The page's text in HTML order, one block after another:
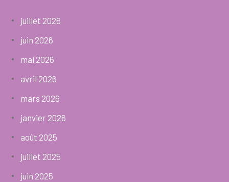
juillet 2026
juin 2026
mai 2026
avril 2026
mars 2026
janvier 2026
août 2025
juillet 2025
juin 2025